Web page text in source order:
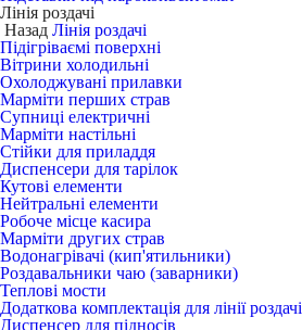
Лінія роздачі
Назад Лінія роздачі
Підігріваємі поверхні
Вітрини холодильні
Охолоджувані прилавки
Марміти перших страв
Супниці електричні
Марміти настільні
Стійки для приладдя
Диспенсери для тарілок
Кутові елементи
Нейтральні елементи
Робоче місце касира
Марміти других страв
Водонагрівачі (кип'ятильники)
Роздавальники чаю (заварники)
Теплові мости
Додаткова комплектація для лінії роздачі
Диспенсер для підносів